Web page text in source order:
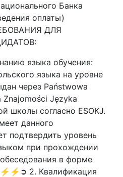
Банка
оплаты)
ДЛЯ
языка обучения:
языка на уровне
через Państwowa
Znajomości Języka
школы согласно ESOKJ.
данного
подтвердить уровень
при прохождении
в форме
2. Квалификация